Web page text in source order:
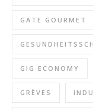
GATE GOURMET
GIG ECONOMY
GRÈVES